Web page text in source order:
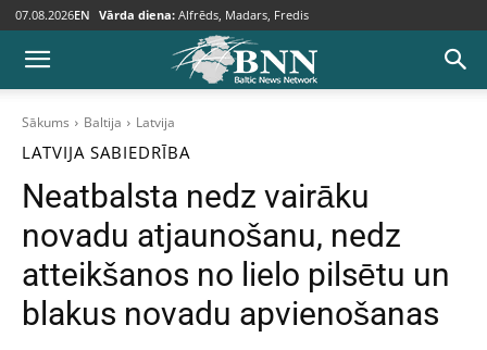
07.08.2026EN Vārda diena: Alfrēds, Madars, Fredis
Sākums Baltija Latvija
LATVIJA SABIEDRĪBA
Neatbalsta nedz vairāku
novadu atjaunošanu, nedz
atteikšanos no lielo pilsētu un
blakus novadu apvienošanas